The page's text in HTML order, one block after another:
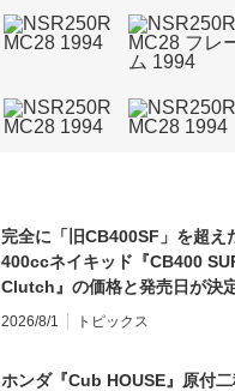
完全に「旧CB400SF」を超え
400ccネイキッド『CB400
Clutch』の価格と発売日が決
2026/8/1 トピックス
ホンダ『Cub HOUSE』原付